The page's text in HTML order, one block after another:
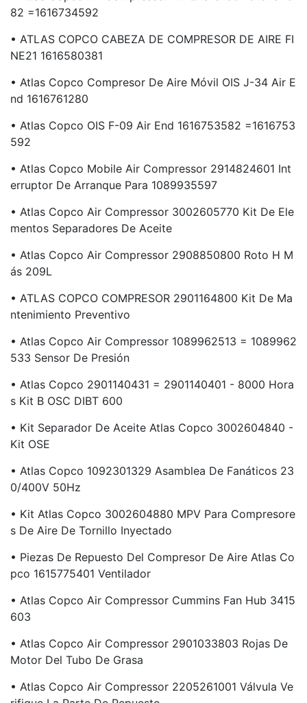
82 =1616734592
• ATLAS COPCO CABEZA DE COMPRESOR DE AIRE FI
NE21 1616580381
• Atlas Copco Compresor De Aire Móvil OIS J-34 Air E
Nd 1616761280
• Atlas Copco OIS F-09 Air End 1616753582 =1616753
592
• Atlas Copco Mobile Air Compressor 2914824601 Int
Erruptor De Arranque Para 1089935597
• Atlas Copco Air Compressor 3002605770 Kit De Ele
Mentos Separadores De Aceite
• Atlas Copco Air Compressor 2908850800 Roto H M
Ás 209L
• ATLAS COPCO COMPRESOR 2901164800 Kit De Ma
Ntenimiento Preventivo
• Atlas Copco Air Compressor 1089962513 = 1089962
533 Sensor De Presión
• Atlas Copco 2901140431 = 2901140401 - 8000 Hora
S Kit B OSC DIBT 600
• Kit Separador De Aceite Atlas Copco 3002604840 -
Kit OSE
• Atlas Copco 1092301329 Asamblea De Fanáticos 23
0/400V 50Hz
• Kit Atlas Copco 3002604880 MPV Para Compresore
S De Aire De Tornillo Inyectado
• Piezas De Repuesto Del Compresor De Aire Atlas Co
Pco 1615775401 Ventilador
• Atlas Copco Air Compressor Cummins Fan Hub 3415
603
• Atlas Copco Air Compressor 2901033803 Rojas De
Motor Del Tubo De Grasa
• Atlas Copco Air Compressor 2205261001 Válvula Ve